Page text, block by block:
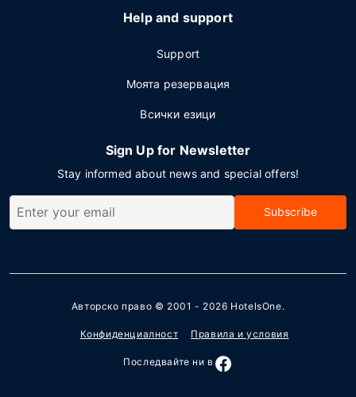
Help and support
Support
Моята резервация
Всички езици
Sign Up for Newsletter
Stay informed about news and special offers!
Subscribe
Авторско право © 2001 - 2026 HotelsOne.
Конфиденциалност Правила и условия
Последвайте ни в